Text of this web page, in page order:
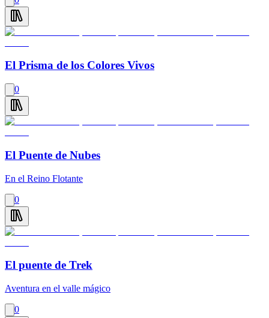
El Prisma de los Colores Vivos
0
El Puente de Nubes
En el Reino Flotante
0
El puente de Trek
Aventura en el valle mágico
0